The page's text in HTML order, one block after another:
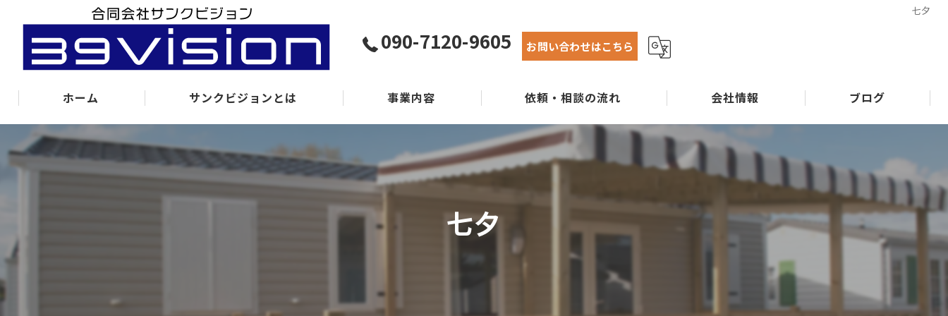
七夕
090-7120-9605 お問い合わせはこちら
ホーム サンクビジョンとは 事業内容
よくある質問
依頼・相談の流れ 会社情報 ブログ
七夕